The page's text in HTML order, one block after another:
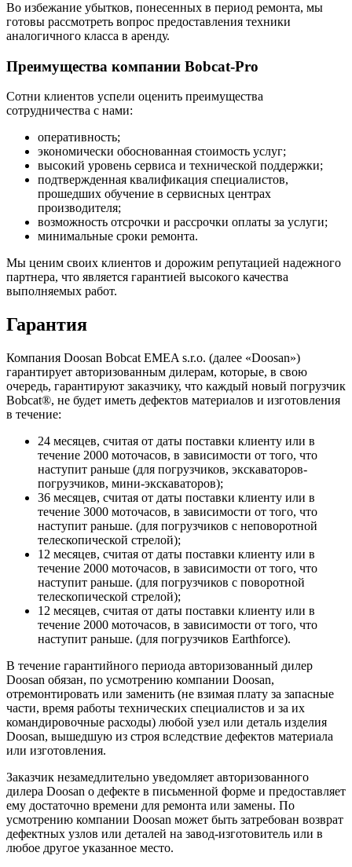
Во избежание убытков, понесенных в период ремонта, мы
готовы рассмотреть вопрос предоставления техники
аналогичного класса в аренду.
Преимущества компании Bobcat-Pro
Сотни клиентов успели оценить преимущества
сотрудничества с нами:
оперативность;
экономически обоснованная стоимость услуг;
высокий уровень сервиса и технической поддержки;
подтвержденная квалификация специалистов,
прошедших обучение в сервисных центрах
производителя;
возможность отсрочки и рассрочки оплаты за услуги;
минимальные сроки ремонта.
Мы ценим своих клиентов и дорожим репутацией надежного
партнера, что является гарантией высокого качества
выполняемых работ.
Гарантия
Компания Doosan Bobcat EMEA s.r.o. (далее «Doosan»)
гарантирует авторизованным дилерам, которые, в свою
очередь, гарантируют заказчику, что каждый новый погрузчик
Bobcat®, не будет иметь дефектов материалов и изготовления
в течение:
24 месяцев, считая от даты поставки клиенту или в
течение 2000 моточасов, в зависимости от того, что
наступит раньше (для погрузчиков, экскаваторов-
погрузчиков, мини-экскаваторов);
36 месяцев, считая от даты поставки клиенту или в
течение 3000 моточасов, в зависимости от того, что
наступит раньше. (для погрузчиков с неповоротной
телескопической стрелой);
12 месяцев, считая от даты поставки клиенту или в
течение 2000 моточасов, в зависимости от того, что
наступит раньше. (для погрузчиков с поворотной
телескопической стрелой);
12 месяцев, считая от даты поставки клиенту или в
течение 2000 моточасов, в зависимости от того, что
наступит раньше. (для погрузчиков Earthforce).
В течение гарантийного периода авторизованный дилер
Doosan обязан, по усмотрению компании Doosan,
отремонтировать или заменить (не взимая плату за запасные
части, время работы технических специалистов и за их
командировочные расходы) любой узел или деталь изделия
Doosan, вышедшую из строя вследствие дефектов материала
или изготовления.
Заказчик незамедлительно уведомляет авторизованного
дилера Doosan о дефекте в письменной форме и предоставляет
ему достаточно времени для ремонта или замены. По
усмотрению компании Doosan может быть затребован возврат
дефектных узлов или деталей на завод-изготовитель или в
любое другое указанное место.